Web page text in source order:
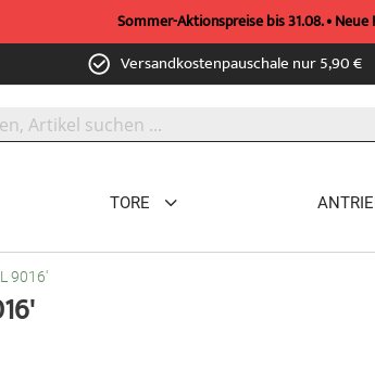
Sommer-Aktionspreise bis 31.08. • Neue
Versandkostenpauschale nur 5,90 €
TORE
9016'